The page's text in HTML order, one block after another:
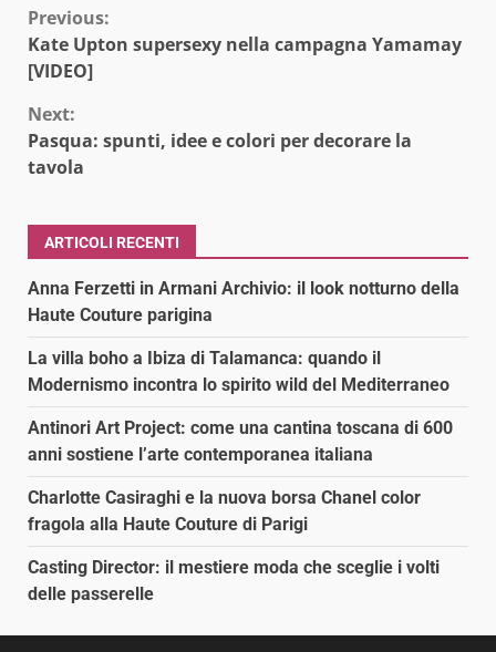
Continue
Reading
Previous:
Kate Upton supersexy nella campagna Yamamay
[VIDEO]
Next:
Pasqua: spunti, idee e colori per decorare la
tavola
ARTICOLI RECENTI
Anna Ferzetti in Armani Archivio: il look notturno della
Haute Couture parigina
La villa boho a Ibiza di Talamanca: quando il
Modernismo incontra lo spirito wild del Mediterraneo
Antinori Art Project: come una cantina toscana di 600
anni sostiene l’arte contemporanea italiana
Charlotte Casiraghi e la nuova borsa Chanel color
fragola alla Haute Couture di Parigi
Casting Director: il mestiere moda che sceglie i volti
delle passerelle